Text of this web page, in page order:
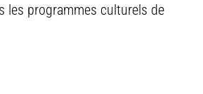
les programmes culturels de